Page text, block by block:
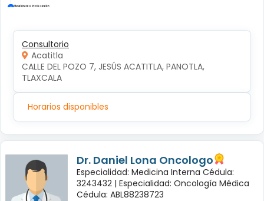
Consultorio
Acatitla
CALLE DEL POZO 7, JESÚS ACATITLA, PANOTLA,
TLAXCALA
Horarios disponibles
Dr. Daniel Lona Oncologo
Especialidad: Medicina Interna Cédula:
3243432 | Especialidad: Oncología Médica
Cédula: ABL88238723